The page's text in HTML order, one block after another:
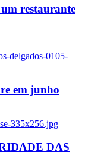
restaurante
delgados-0105-
em junho
335x256.jpg
DAS